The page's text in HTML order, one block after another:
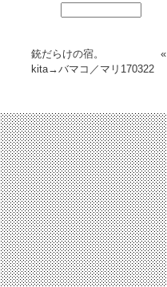
銃だらけの宿。
kita→バマコ／マリ 170322